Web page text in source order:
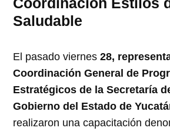
Saludable
El pasado viernes28,
Coordinación General de
Estratégicos de la Secretaría
Gobierno del Estado de
realizaron una capacitación